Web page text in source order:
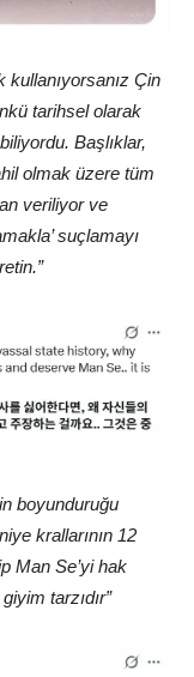
kullanıyorsanız Çin
tarihsel olarak
Başlıklar,
olmak üzere tüm
veriliyor ve
suçlamayı
boyunduruğu
krallarının 12
Man Se’yi hak
tarzıdır”